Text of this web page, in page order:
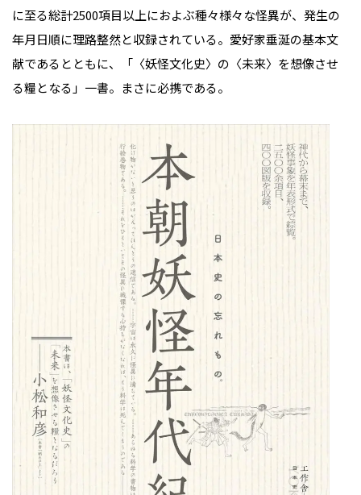
に至る総計2500項目以上におよぶ種々様々な怪異が、発生の
年月日順に理路整然と収録されている。愛好家垂涎の基本文
献であるとともに、「〈妖怪文化史〉の〈未来〉を想像させ
る糧となる」一書。まさに必携である。